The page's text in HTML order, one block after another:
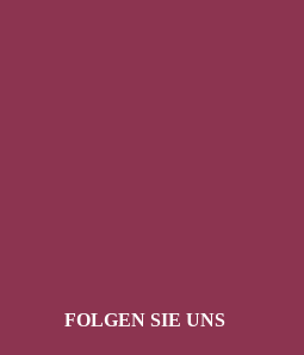
FOLGEN SIE UNS